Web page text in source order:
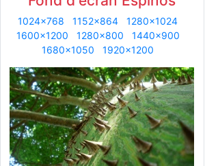
1024x768 1152x864
1280x1024
1600x1200
1280x800
1440x900
1680x1050
1920x1200